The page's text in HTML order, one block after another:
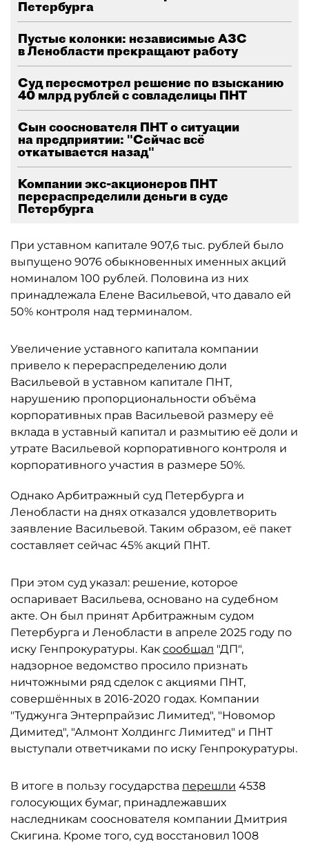
Петербурга
Пустые колонки: независимые АЗС
в Ленобласти прекращают работу
Суд пересмотрел решение по взысканию
40 млрд рублей с совладелицы ПНТ
Сын сооснователя ПНТ о ситуации
на предприятии: "Сейчас всё
откатывается назад"
Компании экс-акционеров ПНТ
перераспределили деньги в суде
Петербурга
При уставном капитале 907,6 тыс. рублей было
выпущено 9076 обыкновенных именных акций
номиналом 100 рублей. Половина из них
принадлежала Елене Васильевой, что давало ей
50% контроля над терминалом.
Увеличение уставного капитала компании
привело к перераспределению доли
Васильевой в уставном капитале ПНТ,
нарушению пропорциональности объёма
корпоративных прав Васильевой размеру её
вклада в уставный капитал и размытию её доли и
утрате Васильевой корпоративного контроля и
корпоративного участия в размере 50%.
Однако Арбитражный суд Петербурга и
Ленобласти на днях отказался удовлетворить
заявление Васильевой. Таким образом, её пакет
составляет сейчас 45% акций ПНТ.
При этом суд указал: решение, которое
оспаривает Васильева, основано на судебном
акте. Он был принят Арбитражным судом
Петербурга и Ленобласти в апреле 2025 году по
иску Генпрокуратуры. Как сообщал "ДП",
надзорное ведомство просило признать
ничтожными ряд сделок с акциями ПНТ,
совершённых в 2016-2020 годах. Компании
"Туджунга Энтерпрайзис Лимитед", "Новомор
Димитед", "Алмонт Холдингс Лимитед" и ПНТ
выступали ответчиками по иску Генпрокуратуры.
В итоге в пользу государства перешли 4538
голосующих бумаг, принадлежавших
наследникам сооснователя компании Дмитрия
Скигина. Кроме того, суд восстановил 1008